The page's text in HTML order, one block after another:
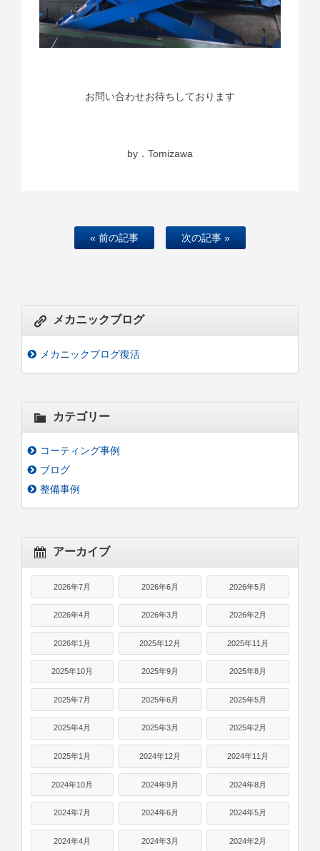
お問い合わせお待ちしております
by．Tomizawa
« 前の記事 次の記事 »
メカニックブログ
メカニックブログ復活
カテゴリー
コーティング事例
ブログ
整備事例
アーカイブ
2026年7月 2026年6月 2026年5月
2026年4月 2026年3月 2026年2月
2026年1月 2025年12月 2025年11月
2025年10月 2025年9月 2025年8月
2025年7月 2025年6月 2025年5月
2025年4月 2025年3月 2025年2月
2025年1月 2024年12月 2024年11月
2024年10月 2024年9月 2024年8月
2024年7月 2024年6月 2024年5月
2024年4月 2024年3月 2024年2月